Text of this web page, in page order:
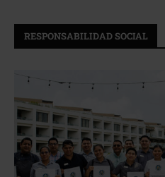
RESPONSABILIDAD SOCIAL